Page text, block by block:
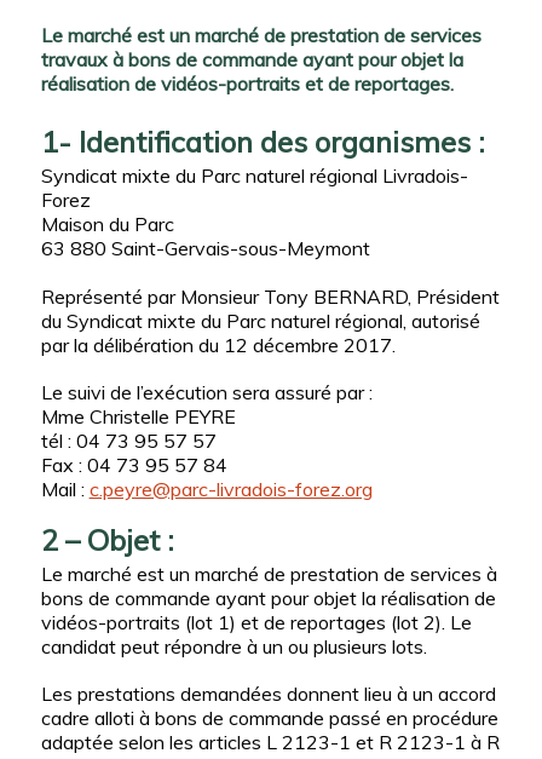
Le marché est un marché de prestation de services
travaux à bons de commande ayant pour objet la
réalisation de vidéos-portraits et de reportages.
1- Identification des organismes :
Syndicat mixte du Parc naturel régional Livradois-
Forez
Maison du Parc
63 880 Saint-Gervais-sous-Meymont
Représenté par Monsieur Tony BERNARD, Président
du Syndicat mixte du Parc naturel régional, autorisé
par la délibération du 12 décembre 2017.
Le suivi de l’exécution sera assuré par :
Mme Christelle PEYRE
tél : 04 73 95 57 57
Fax : 04 73 95 57 84
Mail : c.peyre@parc-livradois-forez.org
2 – Objet :
Le marché est un marché de prestation de services à
bons de commande ayant pour objet la réalisation de
vidéos-portraits (lot 1) et de reportages (lot 2). Le
candidat peut répondre à un ou plusieurs lots.
Les prestations demandées donnent lieu à un accord
cadre alloti à bons de commande passé en procédure
adaptée selon les articles L 2123-1 et R 2123-1 à R